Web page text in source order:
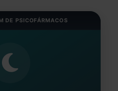
DE PSICOFÁRMACOS